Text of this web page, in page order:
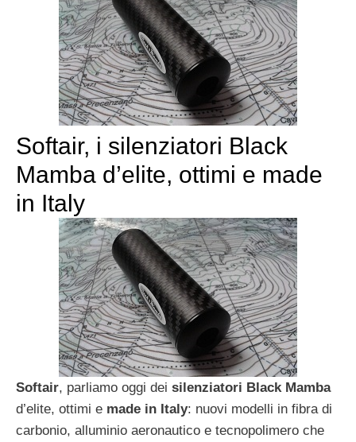
Softair, i silenziatori Black
Mamba d’elite, ottimi e made
in Italy
Softair, parliamo oggi dei silenziatori Black Mamba
d’elite, ottimi e made in Italy: nuovi modelli in fibra di
carbonio, alluminio aeronautico e tecnopolimero che